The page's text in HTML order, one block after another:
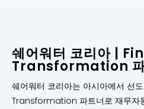
쉐어워터 코리아 |
Transformation 파
쉐어워터 코리아는 아시아에서 선
Transformation 파트너로 재무자